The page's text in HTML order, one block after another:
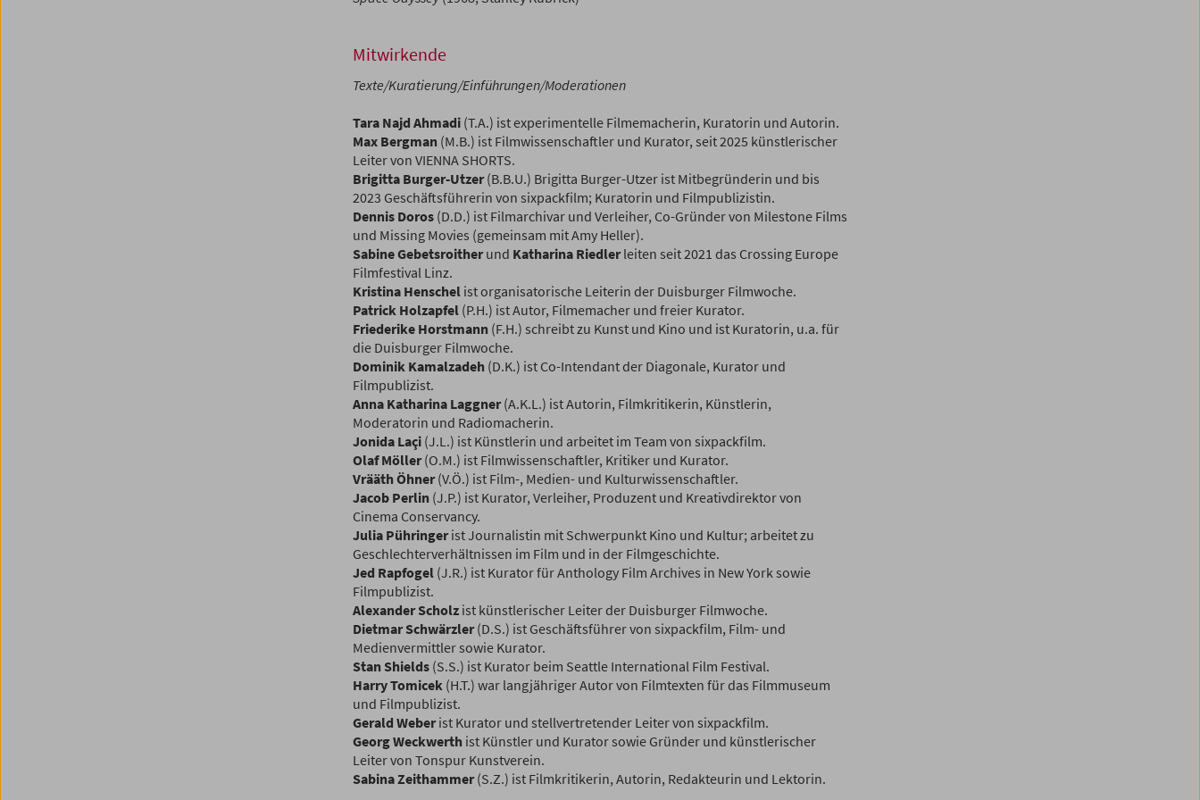
Mitwirkende
Texte/Kuratierung/Einführungen/Moderationen
Tara Najd Ahmadi(T.A.) ist experimentelle Filmemacherin, Kuratorin und Autorin.
Max Bergman(M.B.) ist Filmwissenschaftler und Kurator, seit 2025 künstlerischer
Leiter von VIENNA SHORTS.
Brigitta Burger-Utzer(B.B.U.) Brigitta Burger-Utzer ist Mitbegründerin und bis
2023 Geschäftsführerin von sixpackfilm; Kuratorin und Filmpublizistin.
Dennis Doros (D.D.) ist Filmarchivar und Verleiher, Co-Gründer von Milestone Films
und Missing Movies (gemeinsam mit Amy Heller).
Sabine Gebetsroitherund Katharina Riedlerleiten seit 2021 das Crossing Europe
Filmfestival Linz.
Kristina Henschelist organisatorische Leiterin der Duisburger Filmwoche.
Patrick Holzapfel(P.H.) ist Autor, Filmemacher und freier Kurator.
Friederike Horstmann(F.H.) schreibt zu Kunst und Kino und ist Kuratorin, u.a. für
die Duisburger Filmwoche.
Dominik Kamalzadeh(D.K.) ist Co-Intendant der Diagonale, Kurator und
Filmpublizist.
Anna Katharina Laggner(A.K.L.) ist Autorin, Filmkritikerin, Künstlerin,
Moderatorin und Radiomacherin.
Jonida Laçi(J.L.) ist Künstlerin und arbeitet im Team von sixpackfilm.
Olaf Möller(O.M.) ist Filmwissenschaftler, Kritiker und Kurator.
Vrääth Öhner(V.Ö.) ist Film-, Medien- und Kulturwissenschaftler.
Jacob Perlin(J.P.) ist Kurator, Verleiher, Produzent und Kreativdirektor von
Cinema Conservancy.
Julia Pühringerist Journalistin mit Schwerpunkt Kino und Kultur; arbeitet zu
Geschlechterverhältnissen im Film und in der Filmgeschichte.
Jed Rapfogel(J.R.) ist Kurator für Anthology Film Archives in New York sowie
Filmpublizist.
Alexander Scholzist künstlerischer Leiter der Duisburger Filmwoche.
Dietmar Schwärzler(D.S.) ist Geschäftsführer von sixpackfilm, Film- und
Medienvermittler sowie Kurator.
Stan Shields(S.S.) ist Kurator beim Seattle International Film Festival.
Harry Tomicek (H.T.) war langjähriger Autor von Filmtexten für das Filmmuseum
und Filmpublizist.
Gerald Weberist Kurator und stellvertretender Leiter von sixpackfilm.
Georg Weckwerthist Künstler und Kurator sowie Gründer und künstlerischer
Leiter von Tonspur Kunstverein.
Sabina Zeithammer(S.Z.) ist Filmkritikerin, Autorin, Redakteurin und Lektorin.